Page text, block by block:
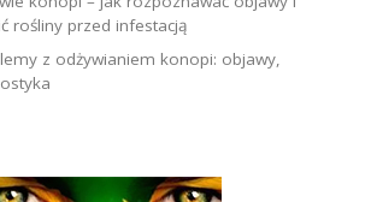
rośliny przed infestacją
z odżywianiem konopi: objawy,